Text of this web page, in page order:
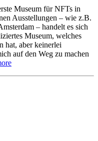
Museum für NFTs in
Ausstellungen – wie z.B.
– handelt es sich
Museum, welches
hat, aber keinerlei
auf den Weg zu machen